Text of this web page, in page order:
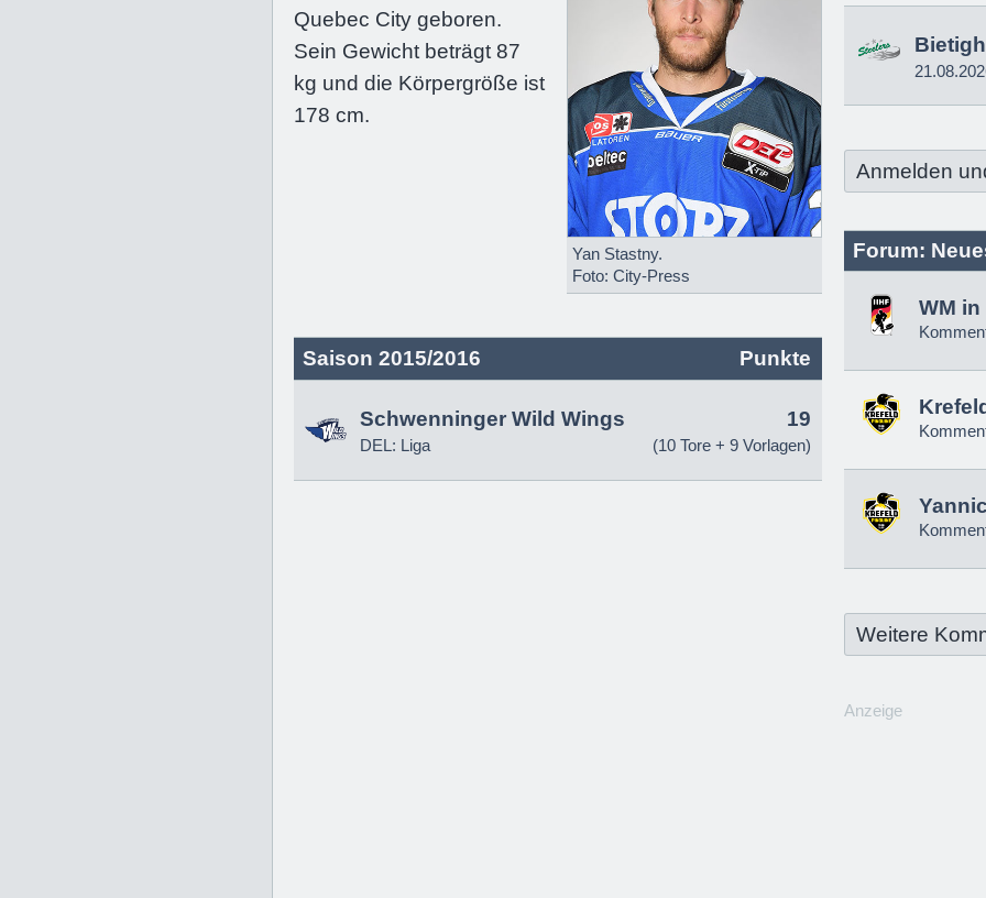
Yan Stastny.
Foto: City-Press
Quebec City geboren.
Sein Gewicht beträgt 87
kg und die Körpergröße ist
178 cm.
Saison 2015/2016 Punkte
Schwenninger Wild Wings
DEL: Liga
19
(10 Tore + 9 Vorlagen)
Anmelden
Forum:
WM
Weitere
Anzeige